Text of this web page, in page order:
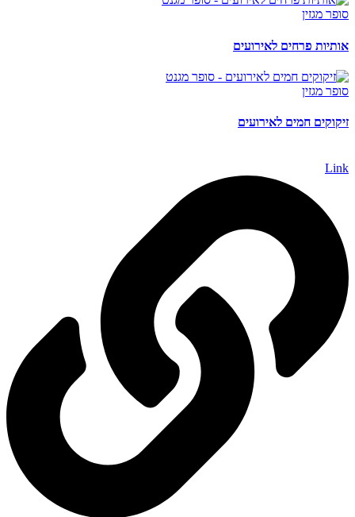
סופר מגזין
אותיות פרחים לאירועים
סופר מגזין
זיקוקים חמים לאירועים
Link